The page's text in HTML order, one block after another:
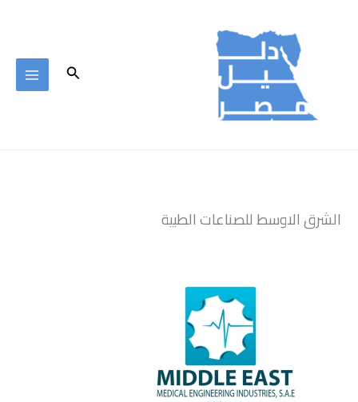
البحث
الشرق الاوسط للصناعات الطبية